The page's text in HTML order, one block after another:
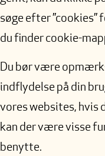
søge efter
du finder cookie-
Du bør være
indflydelse på din
vores websites, hvis
kan der være visse
benytte.